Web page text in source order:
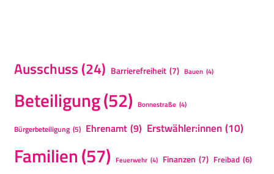
Ausschuss (24) Barrierefreiheit (7) Bauen (4)
Beteiligung(52) Bonnestraße (4)
Bürgerbeteiligung (5) Ehrenamt (9) Erstwähler:innen (10)
Familien(57) Feuerwehr (4) Finanzen (7) Freibad (6)